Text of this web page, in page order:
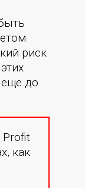
риск
до
Profit
как